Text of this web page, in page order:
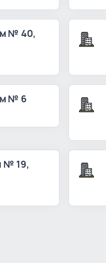
№ 40,
№ 6
№ 19,